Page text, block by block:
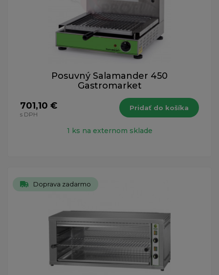
Posuvný Salamander 450
Gastromarket
701,10 €
s DPH
Pridať do košíka
1 ks na externom sklade
Doprava zadarmo